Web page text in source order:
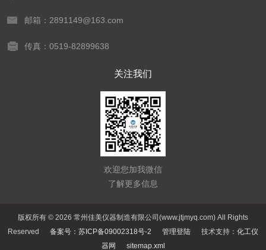
邮箱：2891149@163.com
传真：0519-82899638
关注我们
欢迎您加我微信
了解更多信息
版权所有 © 2026 常州佳美仪器制造有限公司(www.jtjmyq.com) All Rights
Reserved 备案号：苏ICP备09002318号-2 管理登陆 技术支持： 化工仪
器网
sitemap.xml